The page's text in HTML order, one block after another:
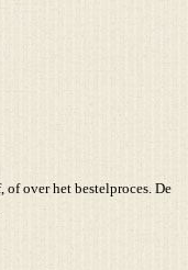
over het bestelproces. De